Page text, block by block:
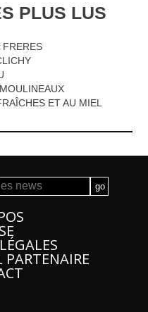
PLUS LUS
FRERES
ET AU MIEL